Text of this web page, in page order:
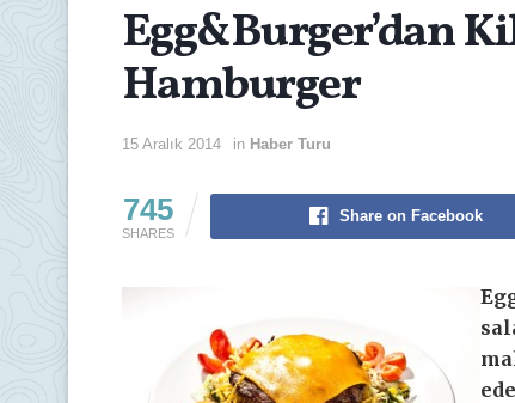
Egg&Burger’dan
Hamburger
15 Aralık 2014 in Haber Turu
745
SHARES
Share on Facebook